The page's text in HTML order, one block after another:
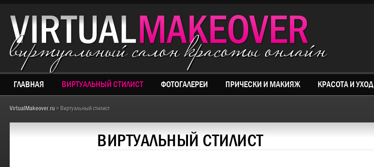
виртуальный салон красоты онлайн
ГЛАВНАЯ ВИРТУАЛЬНЫЙ СТИЛИСТ ФОТОГАЛЕРЕИ ПРИЧЕСКИ И МАКИЯЖ КРАСОТА И УХОД
VirtualMakeover.ru> Виртуальный стилист
ВИРТУАЛЬНЫЙ СТИЛИСТ